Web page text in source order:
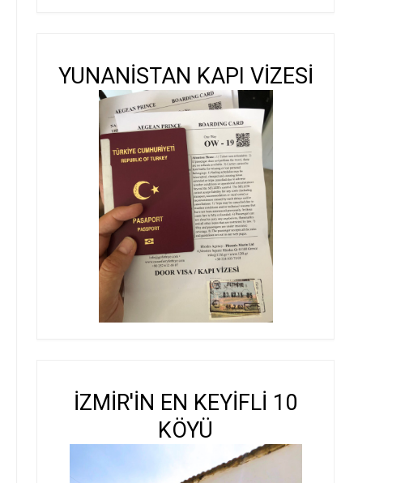
YUNANİSTAN KAPI VİZESİ
İZMİR'İN EN KEYİFLİ 10
KÖYÜ